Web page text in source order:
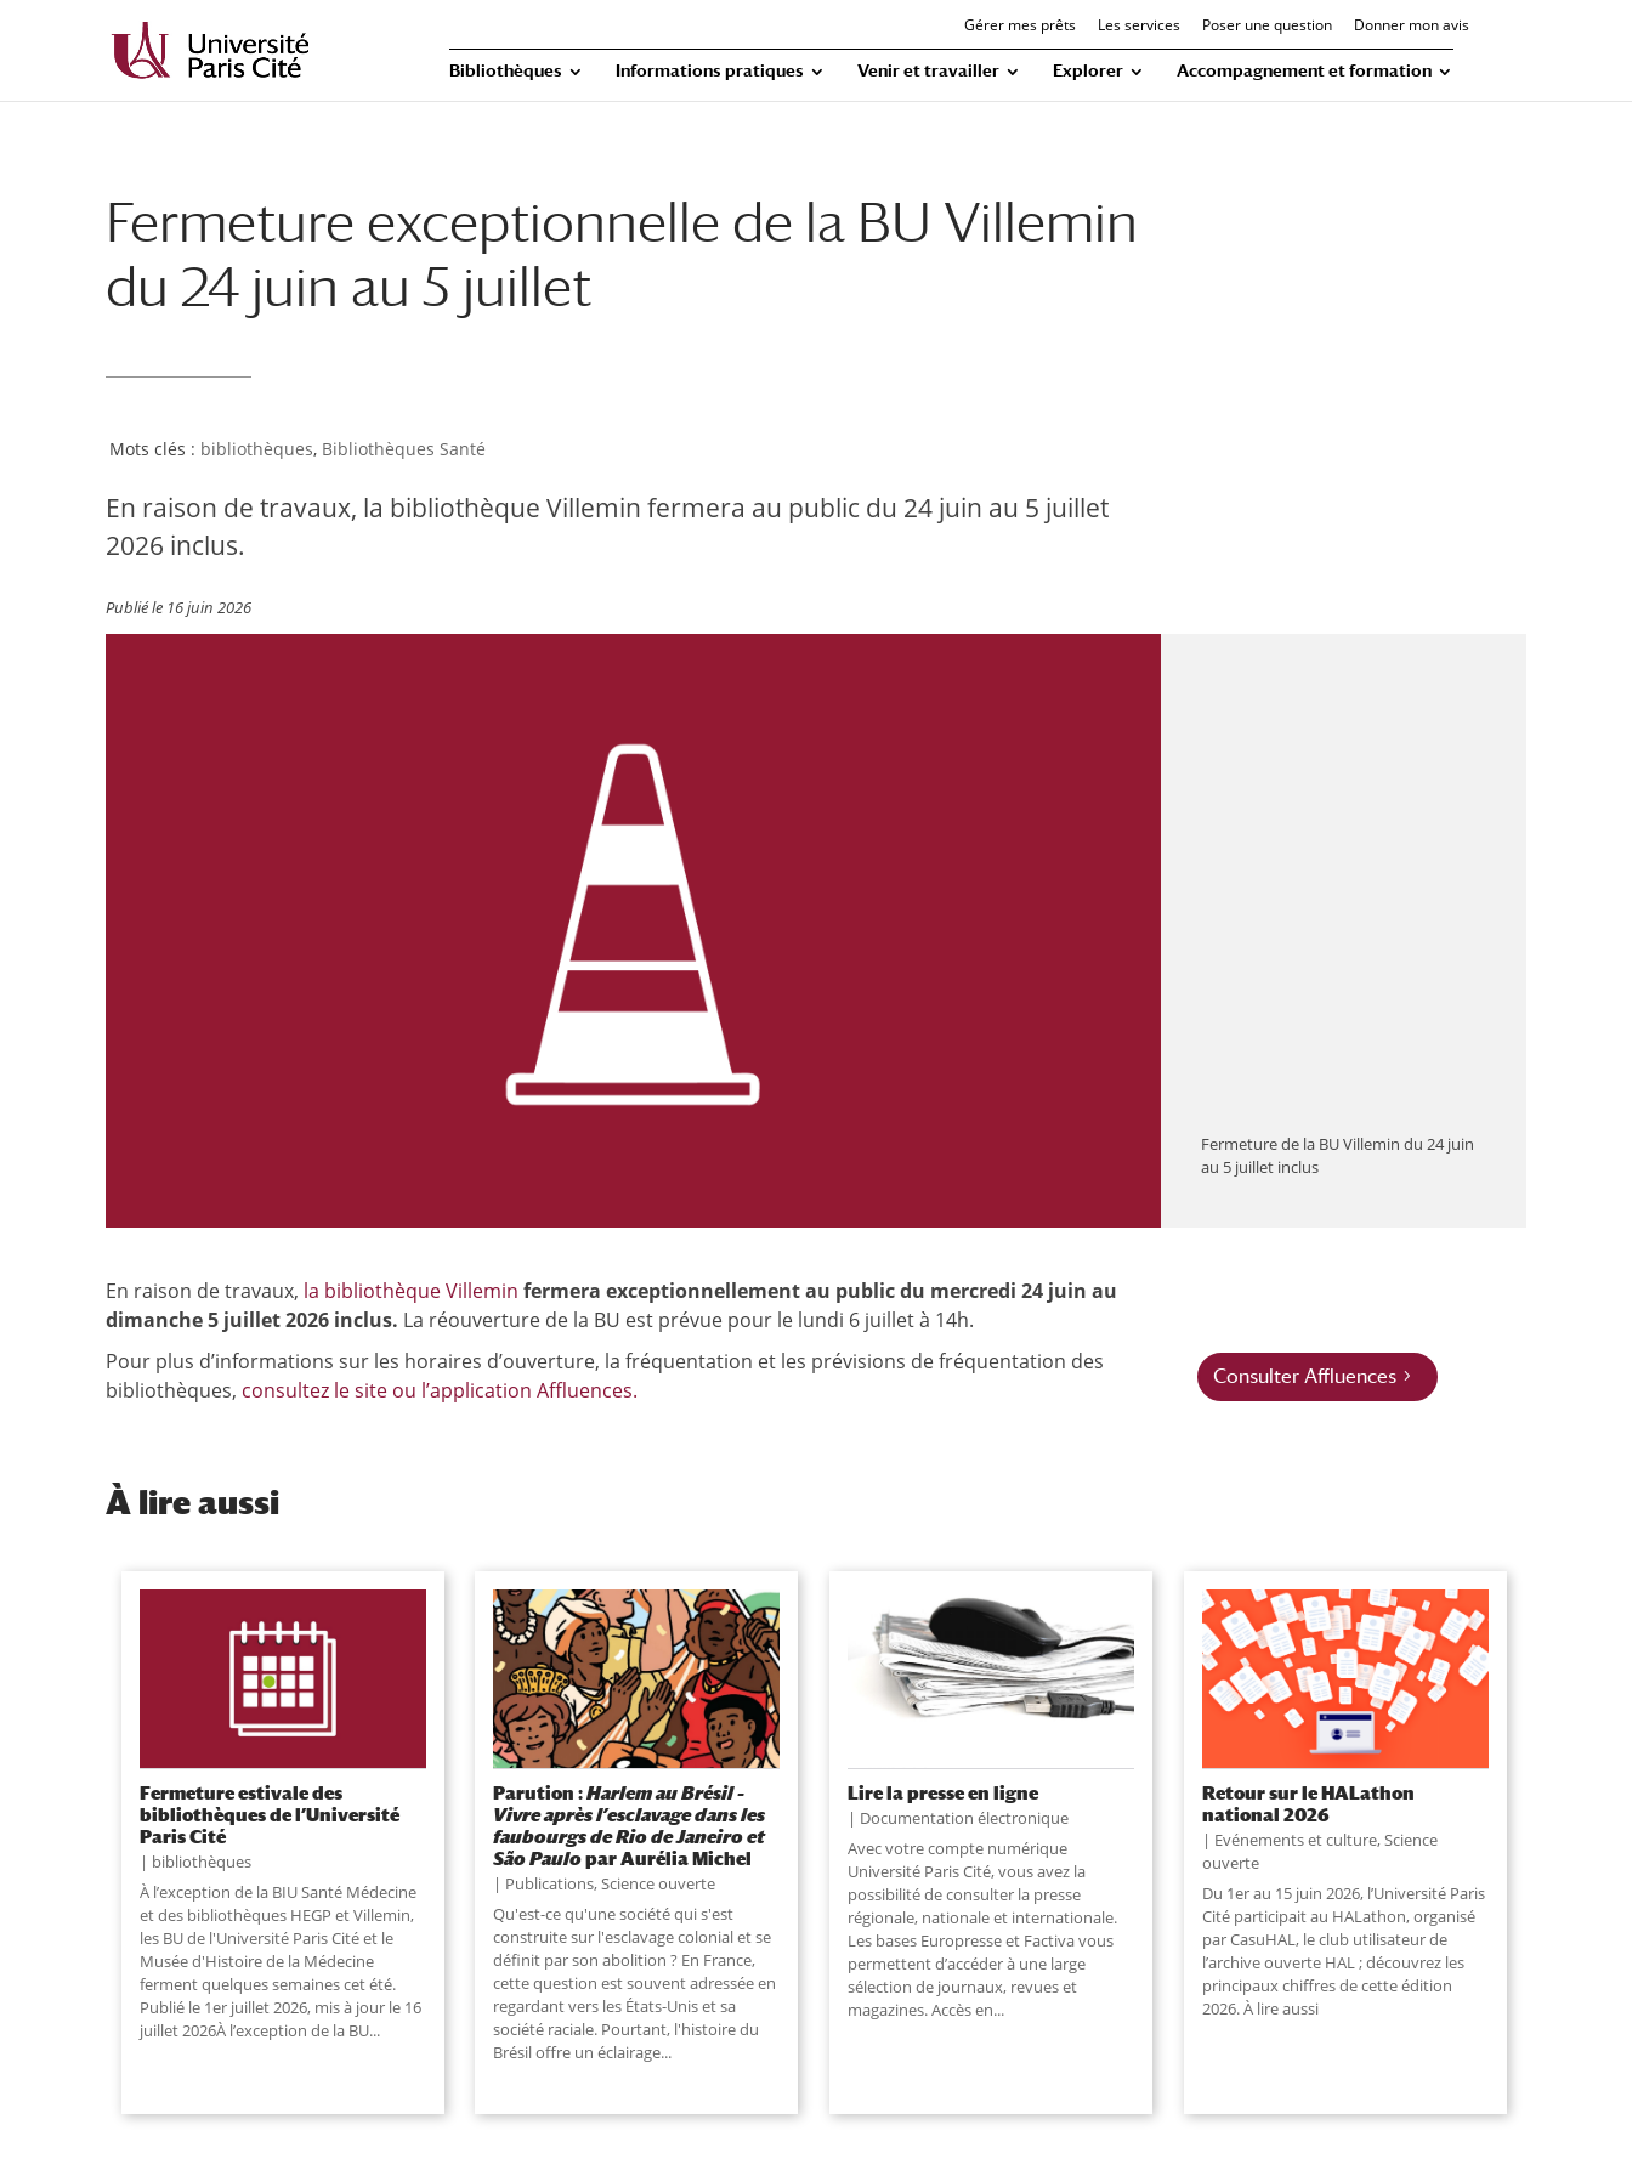
Gérer mes prêts Les services Poser une question Donner mon avis
Bibliothèques Informations pratiques Venir et travailler Explorer Accompagnement et formation
Fermeture exceptionnelle de la BU Villemin
du 24 juin au 5 juillet
bibliothèques, Bibliothèques Santé
En raison de travaux, la bibliothèque Villemin fermera au public du 24 juin au 5 juillet
2026 inclus.
Publié le 16 juin 2026
Fermeture de la BU Villemin du 24 juin
au 5 juillet inclus
En raison de travaux, la bibliothèque Villemin fermera exceptionnellement au public du mercredi 24 juin au
dimanche 5 juillet 2026 inclus. La réouverture de la BU est prévue pour le lundi 6 juillet à 14h.
Pour plus d’informations sur les horaires d’ouverture, la fréquentation et les prévisions de fréquentation des
bibliothèques, consultez le site ou l’application Affluences. Consulter Affluences
À lire aussi
Fermeture estivale des
bibliothèques de l’Université
Paris Cité
bibliothèques
À l’exception de la BIU Santé Médecine
et des bibliothèques HEGP et Villemin,
les BU de l'Université Paris Cité et le
Musée d'Histoire de la Médecine
ferment quelques semaines cet été.
Publié le 1er juillet 2026, mis à jour le 16
juillet 2026À l’exception de la BU...
Parution :Harlem au Brésil –
Vivre après l’esclavage dans les
faubourgs de Rio de Janeiro et
São Paulopar Aurélia Michel
Publications, Science ouverte
Qu'est-ce qu'une société qui s'est
construite sur l'esclavage colonial et se
définit par son abolition ? En France,
cette question est souvent adressée en
regardant vers les États-Unis et sa
société raciale. Pourtant, l'histoire du
Brésil offre un éclairage...
Lire la presse en ligne
Documentation électronique
Avec votre compte numérique
Université Paris Cité, vous avez la
possibilité de consulter la presse
régionale, nationale et internationale.
Les bases Europresse et Factiva vous
permettent d’accéder à une large
sélection de journaux, revues et
magazines. Accès en...
Retour sur le HALathon
national 2026
Evénements et culture, Science
ouverte
Du 1er au 15 juin 2026, l’Université Paris
Cité participait au HALathon, organisé
par CasuHAL, le club utilisateur de
l’archive ouverte HAL ; découvrez les
principaux chiffres de cette édition
2026. À lire aussi